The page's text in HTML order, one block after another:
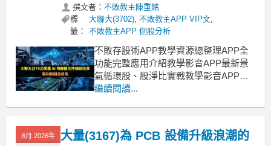
撰文者： 不敗教主陳重銘
標
籤：
大聯大(3702),不敗教主APP VIP文,
不敗教主APP 個股分析
不敗存股術APP教學資源總整理APP全
功能完整應用介紹教學影音APP最新景
氣循環股、股淨比實戰教學影音APP策
略選股教學【ETF比較模型教學】該存
受惠過去半導體需求多由手機、PC 等消
費性電子帶動，但近年AI、高效能運
繼續閱讀...
6月 2026年
大量(3167)為 PCB 設備升級浪潮的